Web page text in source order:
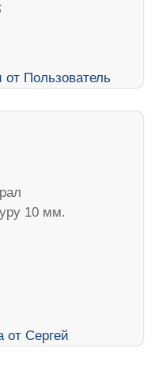
10 мм.